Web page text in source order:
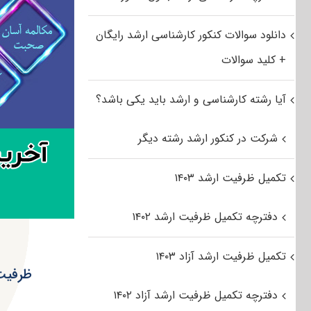
دانلود سوالات کنکور کارشناسی ارشد رایگان
+ کلید سوالات
آیا رشته کارشناسی و ارشد باید یکی باشد؟
شرکت در کنکور ارشد رشته دیگر
تکمیل ظرفیت ارشد ۱۴۰۳
دفترچه تکمیل ظرفیت ارشد ۱۴۰۲
تکمیل ظرفیت ارشد آزاد ۱۴۰۳
دفترچه تکمیل ظرفیت ارشد آزاد ۱۴۰۲